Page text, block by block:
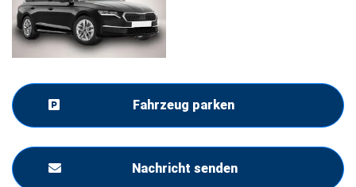
Fahrzeug parken
Nachricht senden